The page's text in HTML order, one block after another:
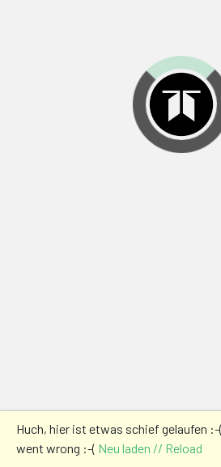
Huch, hier ist etwas schief gelaufen
went wrong :-( Neu laden // Reload